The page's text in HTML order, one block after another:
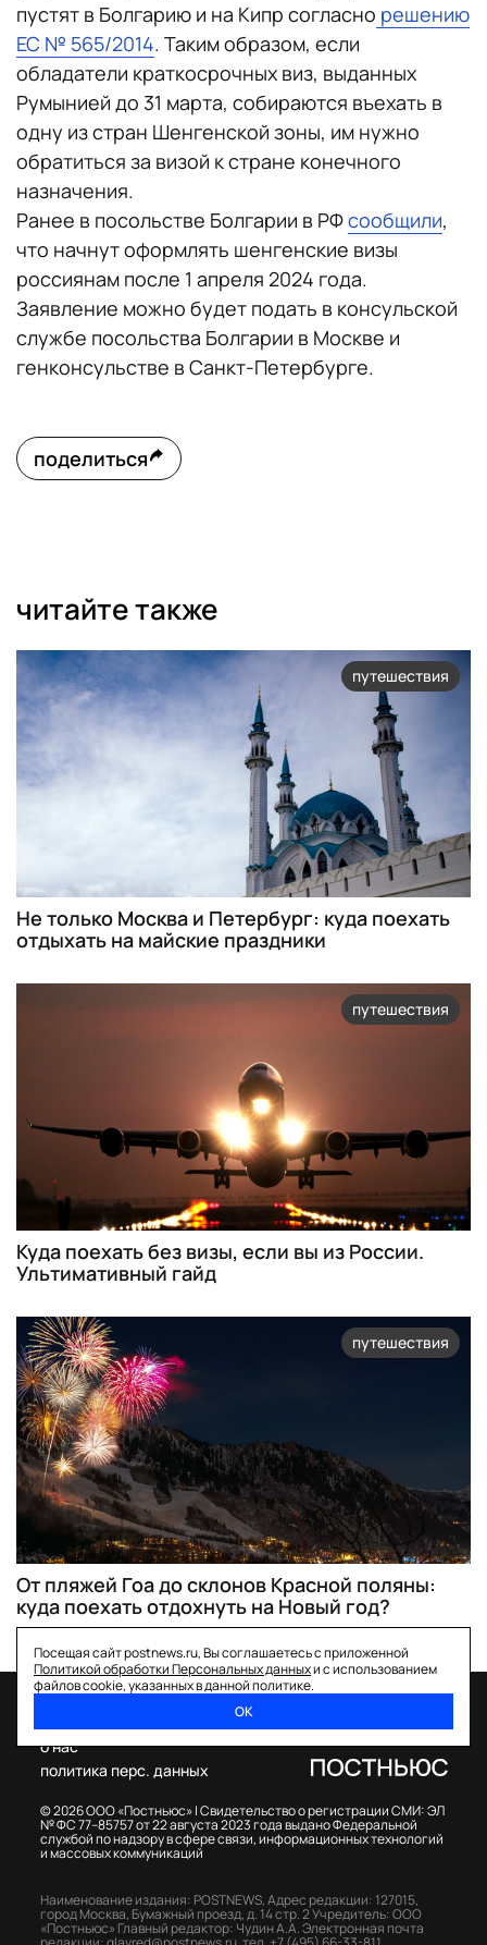
пустят в Болгарию и на Кипр согласно решению
ЕС № 565/2014. Таким образом, если
обладатели краткосрочных виз, выданных
Румынией до 31 марта, собираются въехать в
одну из стран Шенгенской зоны, им нужно
обратиться за визой к стране конечного
назначения.
Ранее в посольстве Болгарии в РФсообщили,
что начнут оформлять шенгенские визы
россиянам после 1 апреля 2024 года.
Заявление можно будет подать в консульской
службе посольства Болгарии в Москве и
генконсульстве в Санкт-Петербурге.
поделиться
читайте также
путешествия
Не только Москва и Петербург: куда поехать
отдыхать на майские праздники
путешествия
Куда поехать без визы, если вы из России.
Ультимативный гайд
путешествия
От пляжей Гоа до склонов Красной поляны:
куда поехать отдохнуть на Новый год?
Посещая сайт postnews.ru, Вы соглашаетесь с приложенной
Политикой обработки Персональных данныхи с использованием
файлов cookie, указанных в данной политике.
ОК
© 2026 ООО «Постньюс» |Свидетельство о регистрации СМИ: ЭЛ
№ ФС 77–85757 от 22 августа 2023 года выдано Федеральной
службой по надзору в сфере связи, информационных технологий
и массовых коммуникаций
о нас
политика перс. данных
Наименование издания: POSTNEWS,Адрес редакции: 127015,
город Москва, Бумажный проезд, д. 14 стр. 2Учредитель: ООО
«Постньюс» Главный редактор: Чудин А.А.Электронная почта